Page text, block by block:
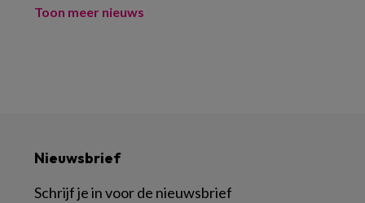
Toon meer nieuws
Nieuwsbrief
Schrijf je in voor de nieuwsbrief